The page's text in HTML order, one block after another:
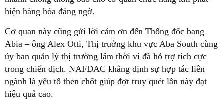
hiện hàng hóa đáng ngờ.
Cơ quan này cũng gửi lời cảm ơn đến Thống đốc bang
Abia – ông Alex Otti, Thị trưởng khu vực Aba South cùng
ủy ban quản lý thị trường lâm thời vì đã hỗ trợ tích cực
trong chiến dịch. NAFDAC khẳng định sự hợp tác liên
ngành là yếu tố then chốt giúp đợt truy quét lần này đạt
hiệu quả cao.